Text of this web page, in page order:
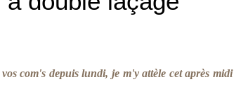
com's depuis lundi, je m'y attèle cet après midi